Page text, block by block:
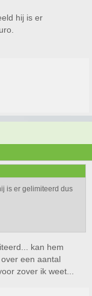
hij is er
is er gelimiteerd dus
kan hem
een aantal
zover ik weet...